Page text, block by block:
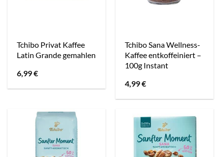
Tchibo Privat Kaffee
Latin Grande gemahlen
6,99€
Tchibo Sana Wellness-
Kaffee entkoffeiniert –
100g Instant
4,99€